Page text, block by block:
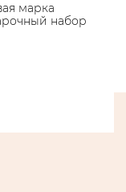
марка
набор